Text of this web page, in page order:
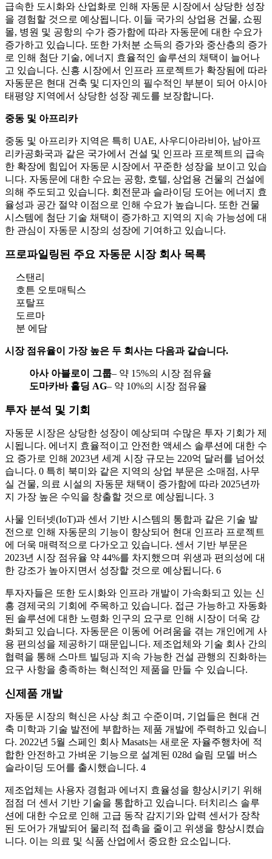
급속한 도시화와 산업화로 인해 자동문 시장에서 상당한 성장
을 경험할 것으로 예상됩니다. 이들 국가의 상업용 건물, 쇼핑
몰, 병원 및 공항의 수가 증가함에 따라 자동문에 대한 수요가
증가하고 있습니다. 또한 가처분 소득의 증가와 중산층의 증가
로 인해 첨단 기술, 에너지 효율적인 솔루션의 채택이 늘어나
고 있습니다. 신흥 시장에서 인프라 프로젝트가 확장됨에 따라
자동문은 현대 건축 및 디자인의 필수적인 부분이 되어 아시아
태평양 지역에서 상당한 성장 궤도를 보장합니다.
중동 및 아프리카
중동 및 아프리카 지역은 특히 UAE, 사우디아라비아, 남아프
리카공화국과 같은 국가에서 건설 및 인프라 프로젝트의 급속
한 확장에 힘입어 자동문 시장에서 꾸준한 성장을 보이고 있습
니다. 자동문에 대한 수요는 공항, 호텔, 상업용 건물의 건설에
의해 주도되고 있습니다. 회전문과 슬라이딩 도어는 에너지 효
율성과 공간 절약 이점으로 인해 수요가 높습니다. 또한 건물
시스템에 첨단 기술 채택이 증가하고 지역의 지속 가능성에 대
한 관심이 자동문 시장의 성장에 기여하고 있습니다.
프로파일링된 주요 자동문 시장 회사 목록
스탠리
호튼 오토매틱스
포탈프
도르마
분 에담
시장 점유율이 가장 높은 두 회사는 다음과 같습니다.
아사 아블로이 그룹– 약 15%의 시장 점유율
도마카바 홀딩 AG– 약 10%의 시장 점유율
투자 분석 및 기회
자동문 시장은 상당한 성장이 예상되며 수많은 투자 기회가 제
시됩니다. 에너지 효율적이고 안전한 액세스 솔루션에 대한 수
요 증가로 인해 2023년 세계 시장 규모는 220억 달러를 넘어섰
습니다. 0 특히 북미와 같은 지역의 상업 부문은 소매점, 사무
실 건물, 의료 시설의 자동문 채택이 증가함에 따라 2025년까
지 가장 높은 수익을 창출할 것으로 예상됩니다. 3
사물 인터넷(IoT)과 센서 기반 시스템의 통합과 같은 기술 발
전으로 인해 자동문의 기능이 향상되어 현대 인프라 프로젝트
에 더욱 매력적으로 다가오고 있습니다. 센서 기반 부문은
2023년 시장 점유율 약 44%를 차지했으며 위생과 편의성에 대
한 강조가 높아지면서 성장할 것으로 예상됩니다. 6
투자자들은 또한 도시화와 인프라 개발이 가속화되고 있는 신
흥 경제국의 기회에 주목하고 있습니다. 접근 가능하고 자동화
된 솔루션에 대한 노령화 인구의 요구로 인해 시장이 더욱 강
화되고 있습니다. 자동문은 이동에 어려움을 겪는 개인에게 사
용 편의성을 제공하기 때문입니다. 제조업체와 기술 회사 간의
협력을 통해 스마트 빌딩과 지속 가능한 건설 관행의 진화하는
요구 사항을 충족하는 혁신적인 제품을 만들 수 있습니다.
신제품 개발
자동문 시장의 혁신은 사상 최고 수준이며, 기업들은 현대 건
축 미학과 기술 발전에 부합하는 제품 개발에 주력하고 있습니
다. 2022년 5월 스페인 회사 Masats는 새로운 자율주행차에 적
합한 안전하고 가벼운 기능으로 설계된 028d 슬림 모델 버스
슬라이딩 도어를 출시했습니다. 4
제조업체는 사용자 경험과 에너지 효율성을 향상시키기 위해
점점 더 센서 기반 기술을 통합하고 있습니다. 터치리스 솔루
션에 대한 수요로 인해 고급 동작 감지기와 압력 센서가 장착
된 도어가 개발되어 물리적 접촉을 줄이고 위생을 향상시켰습
니다. 이는 의료 및 식품 산업에서 중요한 요소입니다.